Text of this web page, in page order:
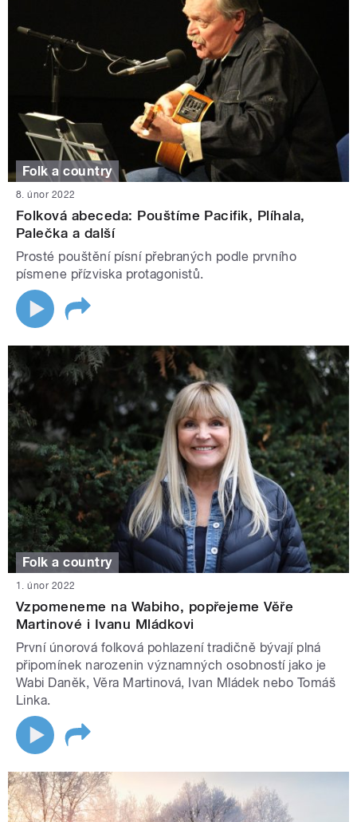
Folk a country
8. únor 2022
Folková abeceda: Pouštíme Pacifik, Plíhala,
Palečka a další
Prosté pouštění písní přebraných podle prvního
písmene přízviska protagonistů.
Folk a country
1. únor 2022
Vzpomeneme na Wabiho, popřejeme Věře
Martinové i Ivanu Mládkovi
První únorová folková pohlazení tradičně bývají plná
připomínek narozenin významných osobností jako je
Wabi Daněk, Věra Martinová, Ivan Mládek nebo Tomáš
Linka.